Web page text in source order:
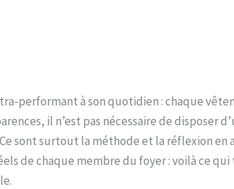
performant à son quotidien : chaque
il n’est pas nécessaire de disposer
sont surtout la méthode et la réflexion
de chaque membre du foyer : voilà ce